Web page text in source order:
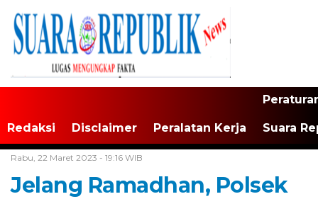
Redaksi Disclaimer Peralatan Kerja Suara
Rabu, 22 Maret 2023 - 19:16 WIB
Jelang Ramadhan, Polsek